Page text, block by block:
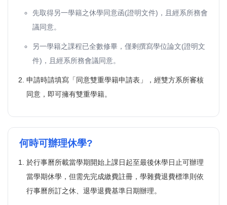
抵免問題
先取得另一學籍之休學同意函(證明文件)，且經系所務會
議同意。
另一學籍之課程已全數修畢，僅剩撰寫學位論文(證明文
件)，且經系所務會議同意。
申請時請填寫「同意雙重學籍申請表」，經雙方系所審核
同意，即可擁有雙重學籍。
何時可辦理休學?
於行事曆所載當學期開始上課日起至最後休學日止可辦理
當學期休學，但需先完成繳費註冊，學雜費退費標準則依
行事曆所訂之休、退學退費基準日期辦理。